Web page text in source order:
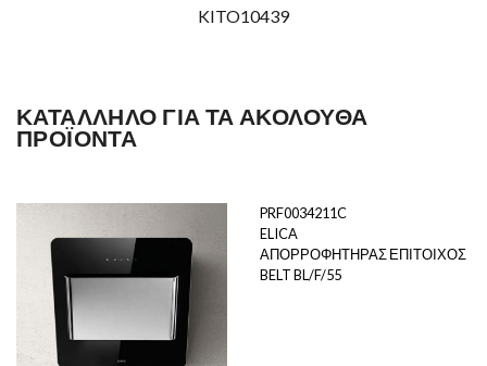
KITO10439
ΚΑΤΆΛΛΗΛΟ ΓΙΑ ΤΑ ΑΚΌΛΟΥΘΑ
ΠΡΟΪΌΝΤΑ
PRF0034211C
ELICA
ΑΠΟΡΡΟΦΗΤΗΡΑΣ ΕΠΙΤΟΙΧΟΣ
BELT BL/F/55